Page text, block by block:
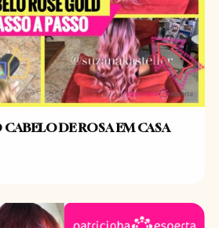
DE ROSA EM CASA